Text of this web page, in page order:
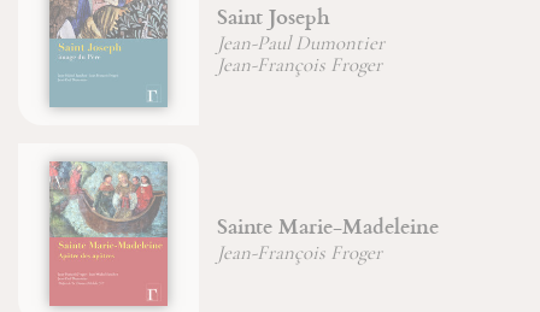
Saint Joseph
Jean-Paul Dumontier
Jean-François Froger
Sainte Marie-Madeleine
Jean-François Froger